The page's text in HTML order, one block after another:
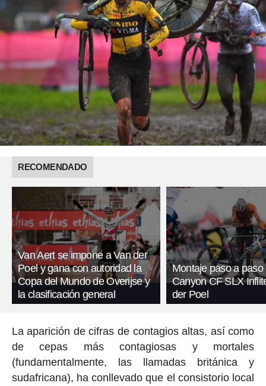
RECOMENDADO
Van Aert se impone a Van der
Poel y gana con autoridad la
Copa del Mundo de Overijse y
la clasificación general
Montaje paso a paso
Canyon CF SLX
der Poel
La aparición de cifras de contagios altas, así como
de cepas más contagiosas y mortales
(fundamentalmente, las llamadas británica y
sudafricana), ha conllevado que el consistorio local